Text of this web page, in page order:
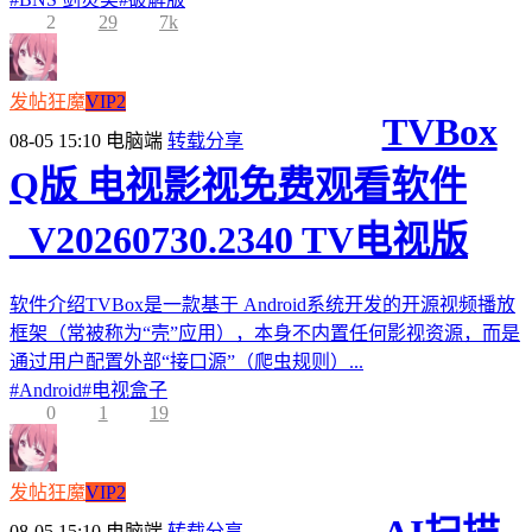
2
29 7k
发帖狂魔VIP2
08-05 15:10 电脑端 转载分享
TVBox
Q版 电视影视免费观看软件
_V20260730.2340 TV电视版
软件介绍TVBox是一款基于 Android系统开发的开源视频播放
框架（常被称为“壳”应用），本身不内置任何影视资源，而是
通过用户配置外部“接口源”（爬虫规则）...
#Android#电视盒子
0
1 19
发帖狂魔VIP2